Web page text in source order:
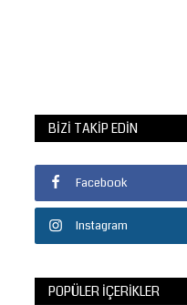
BIZI TAKIP EDIN
Facebook
Instagram
POPÜLER İÇERIKLER